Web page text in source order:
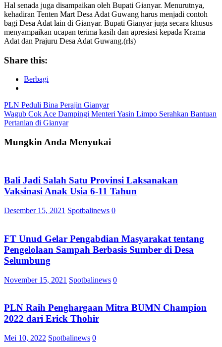
Hal senada juga disampaikan oleh Bupati Gianyar. Menurutnya,
kehadiran Tenten Mart Desa Adat Guwang harus menjadi contoh
bagi Desa Adat lain di Gianyar. Bupati Gianyar juga secara khusus
menyampaikan ucapan terima kasih dan apresiasi kepada Krama
Adat dan Prajuru Desa Adat Guwang.(rls)
Share this:
Berbagi
Navigasi
pos
PLN Peduli Bina Perajin Gianyar
Wagub Cok Ace Dampingi Menteri Yasin Limpo Serahkan Bantuan
Pertanian di Gianyar
Mungkin Anda Menyukai
Bali Jadi Salah Satu Provinsi Laksanakan
Vaksinasi Anak Usia 6-11 Tahun
Desember 15, 2021 Spotbalinews 0
FT Unud Gelar Pengabdian Masyarakat tentang
Pengelolaan Sampah Berbasis Sumber di Desa
Selumbung
November 15, 2021 Spotbalinews 0
PLN Raih Penghargaan Mitra BUMN Champion
2022 dari Erick Thohir
Mei 10, 2022 Spotbalinews 0